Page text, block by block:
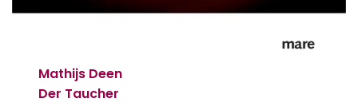
Mathijs Deen
Der Taucher